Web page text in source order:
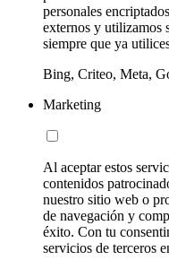
personales
externos y utilizamos
siempre que ya
Bing, Criteo, Meta,
Marketing
Al aceptar estos
contenidos
nuestro sitio web o
de navegación y
éxito. Con tu
servicios de terceros